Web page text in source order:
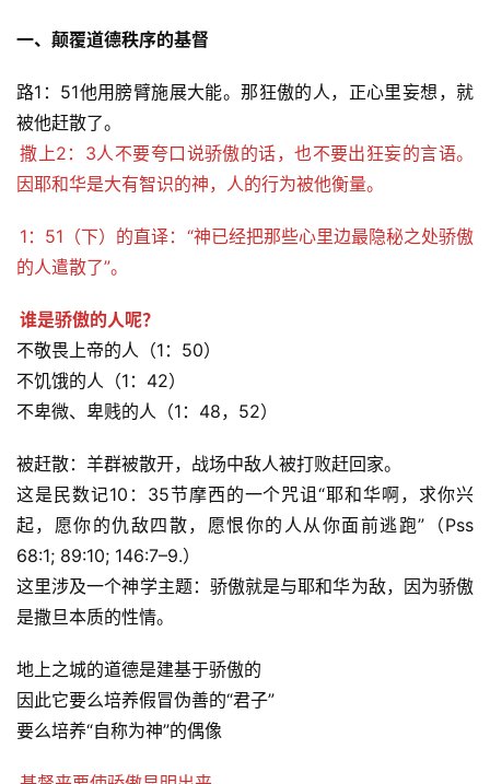
首
页
主
崇
拜
专
题
讲
赞
敬
一、颠覆道德秩序的基督
路1：51他用膀臂施展大能。那狂傲的人，正心里妄想，就
被他赶散了。
撒上2：3人不要夸口说骄傲的话，也不要出狂妄的言语。
因耶和华是大有智识的神，人的行为被他衡量。
1：51（下）的直译：“神已经把那些心里边最隐秘之处骄傲
的人遣散了”。
谁是骄傲的人呢？
不敬畏上帝的人（1：50）
不饥饿的人（1：42）
不卑微、卑贱的人（1：48，52）
被赶散：羊群被散开，战场中敌人被打败赶回家。
这是民数记10：35节摩西的一个咒诅“耶和华啊，求你兴
起，愿你的仇敌四散，愿恨你的人从你面前逃跑”（Pss
68:1; 89:10; 146:7–9.）
这里涉及一个神学主题：骄傲就是与耶和华为敌，因为骄傲
是撒旦本质的性情。
地上之城的道德是建基于骄傲的
因此它要么培养假冒伪善的“君子”
要么培养“自称为神”的偶像